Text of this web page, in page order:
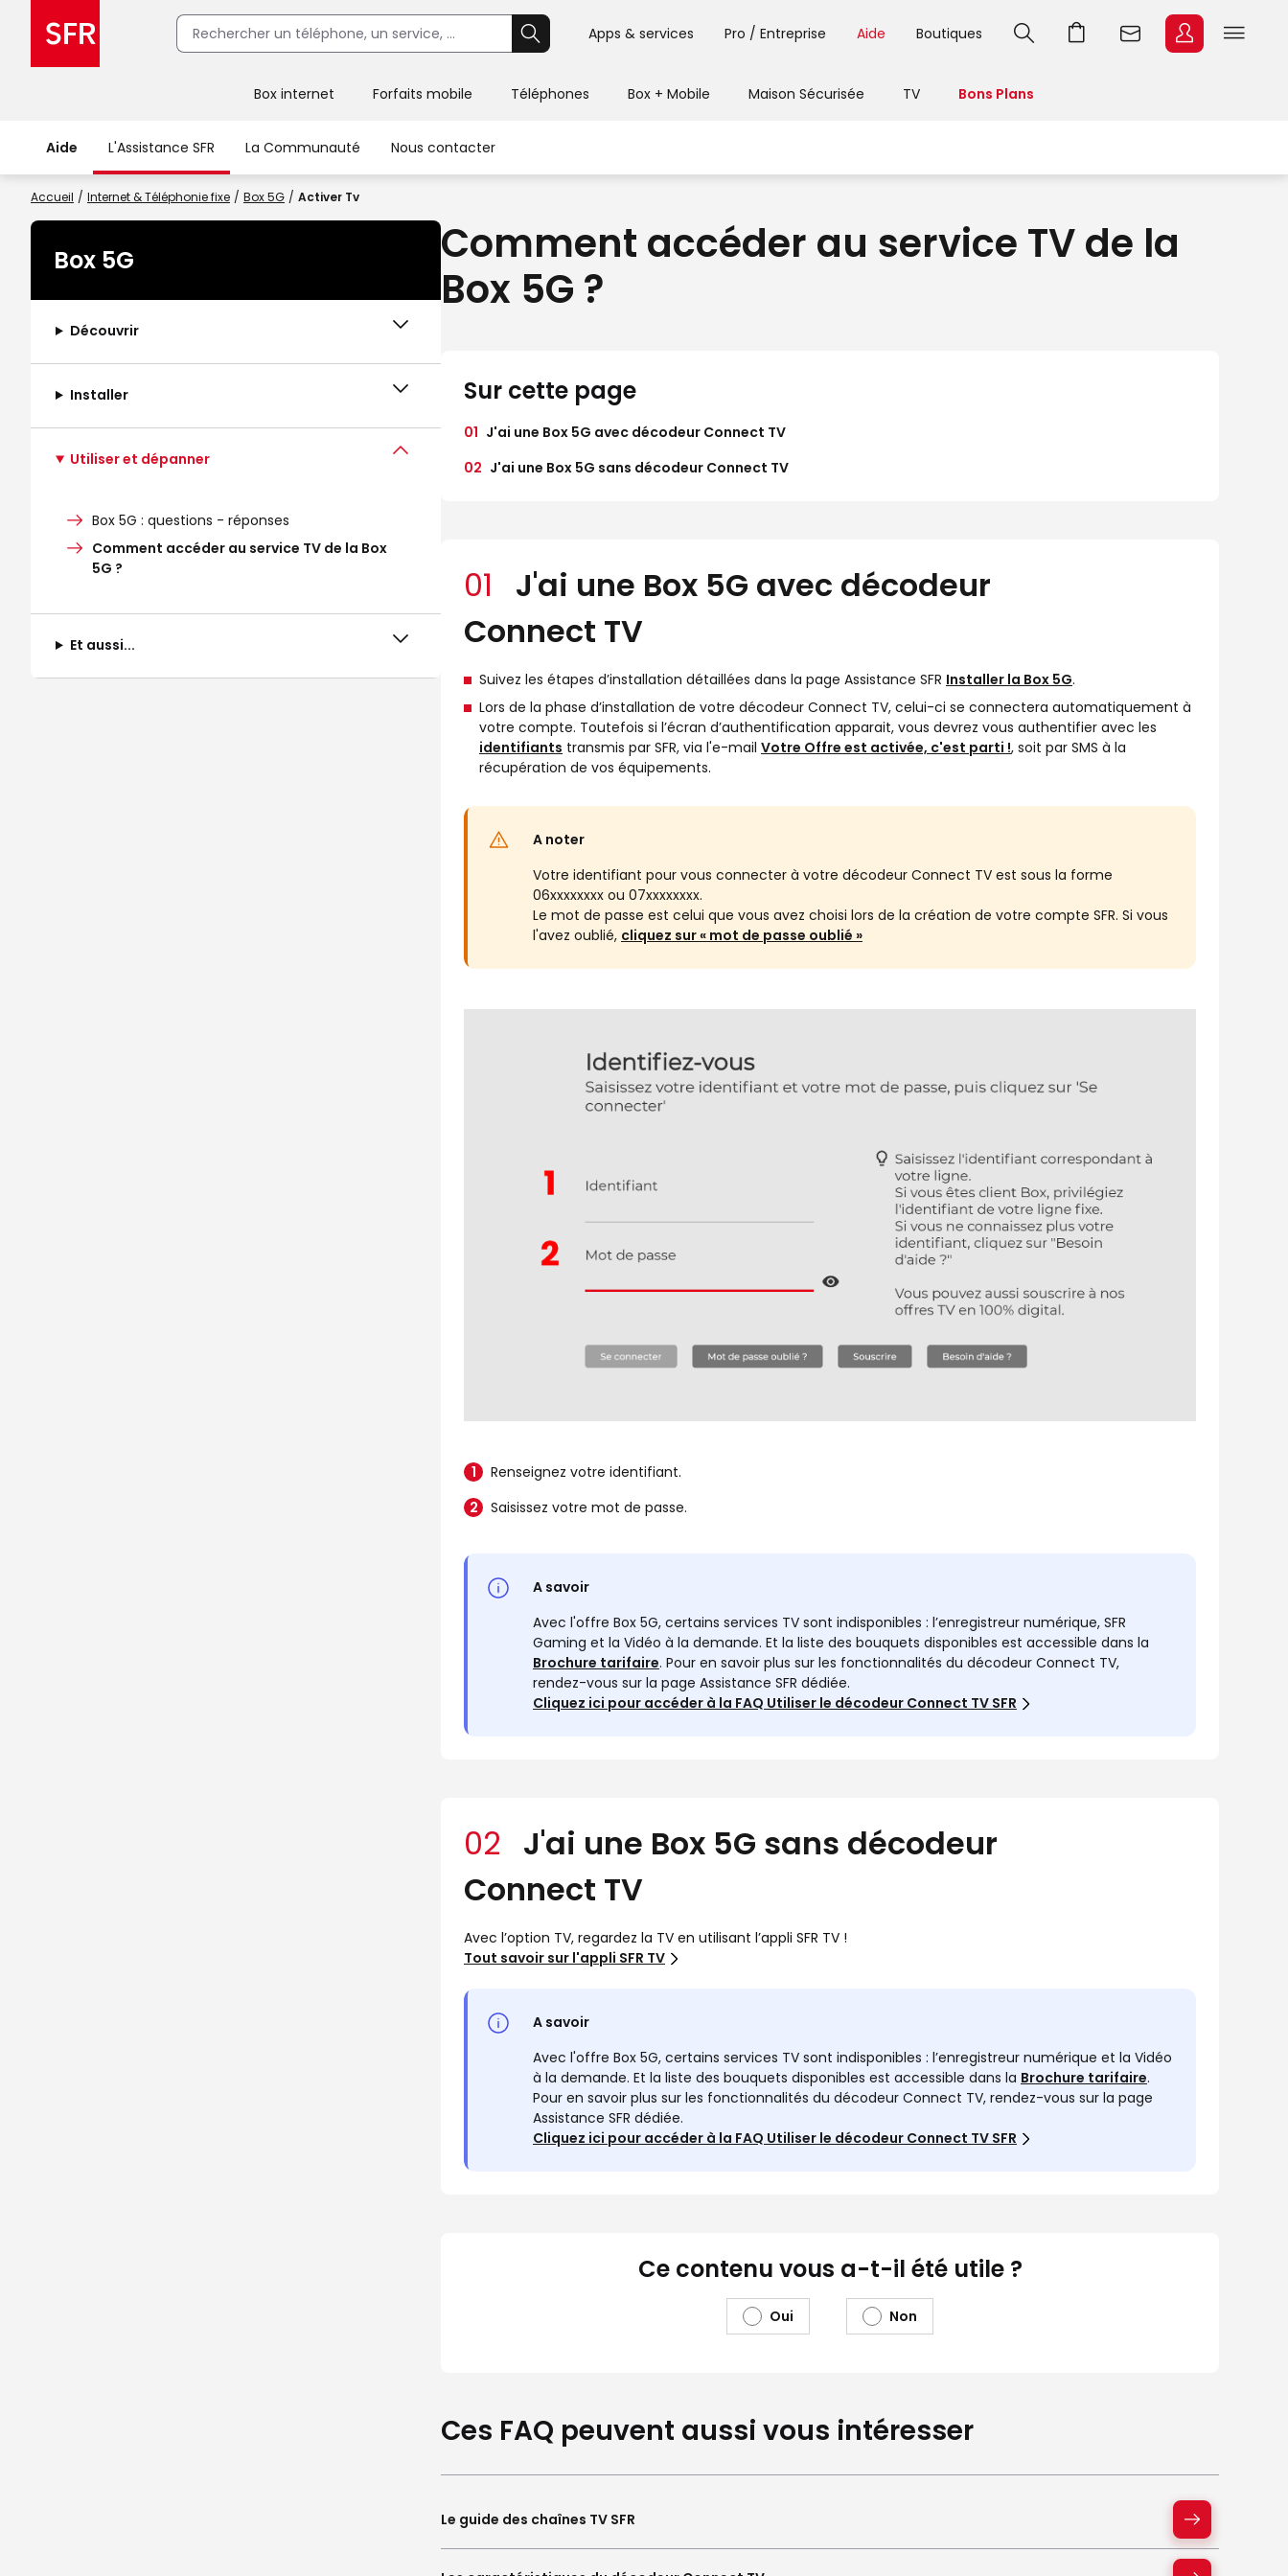
Apps & services Pro / Entreprise Aide Boutiques
Box internet Forfaits mobile Téléphones Box + Mobile Maison Sécurisée TV Bons Plans
Aide L'Assistance SFR La Communauté Nous contacter
Accueil Internet & Téléphonie fixe Box 5G Activer Tv
Box 5G
Découvrir
Installer
Utiliser et dépanner
Box 5G : questions - réponses
Comment accéder au service TV de la Box
5G ?
Et aussi...
Comment accéder au service TV de la
Box 5G ?
Sur cette page
01 J'ai une Box 5G avec décodeur Connect TV
02 J'ai une Box 5G sans décodeur Connect TV
01
J'ai une Box 5G avec décodeur
Connect TV
Suivez les étapes d’installation détaillées dans la page Assistance SFR Installer la Box 5G.
Lors de la phase d’installation de votre décodeur Connect TV, celui-ci se connectera automatiquement à
votre compte. Toutefois si l’écran d’authentification apparait, vous devrez vous authentifier avec les
identifiants transmis par SFR, via l'e-mail Votre Offre est activée, c'est parti !, soit par SMS à la
récupération de vos équipements.
A noter
Votre identifiant pour vous connecter à votre décodeur Connect TV est sous la forme
06xxxxxxxx ou 07xxxxxxxx.
Le mot de passe est celui que vous avez choisi lors de la création de votre compte SFR. Si vous
l'avez oublié, cliquez sur « mot de passe oublié »
Renseignez votre identifiant.
Saisissez votre mot de passe.
A savoir
Avec l'offre Box 5G, certains services TV sont indisponibles : l’enregistreur numérique, SFR
Gaming et la Vidéo à la demande. Et la liste des bouquets disponibles est accessible dans la
Brochure tarifaire. Pour en savoir plus sur les fonctionnalités du décodeur Connect TV,
rendez-vous sur la page Assistance SFR dédiée.
Cliquez ici pour accéder à la FAQ Utiliser le décodeur Connect TV SFR
02 J'ai une Box 5G sans décodeur
Connect TV
Avec l’option TV, regardez la TV en utilisant l’appli SFR TV !
Tout savoir sur l'appli SFR TV
A savoir
Avec l'offre Box 5G, certains services TV sont indisponibles : l’enregistreur numérique et la Vidéo
à la demande. Et la liste des bouquets disponibles est accessible dans la Brochure tarifaire.
Pour en savoir plus sur les fonctionnalités du décodeur Connect TV, rendez-vous sur la page
Assistance SFR dédiée.
Cliquez ici pour accéder à la FAQ Utiliser le décodeur Connect TV SFR
Ce contenu vous a-t-il été utile ?
Oui Non
Ces FAQ peuvent aussi vous intéresser
Le guide des chaînes TV SFR